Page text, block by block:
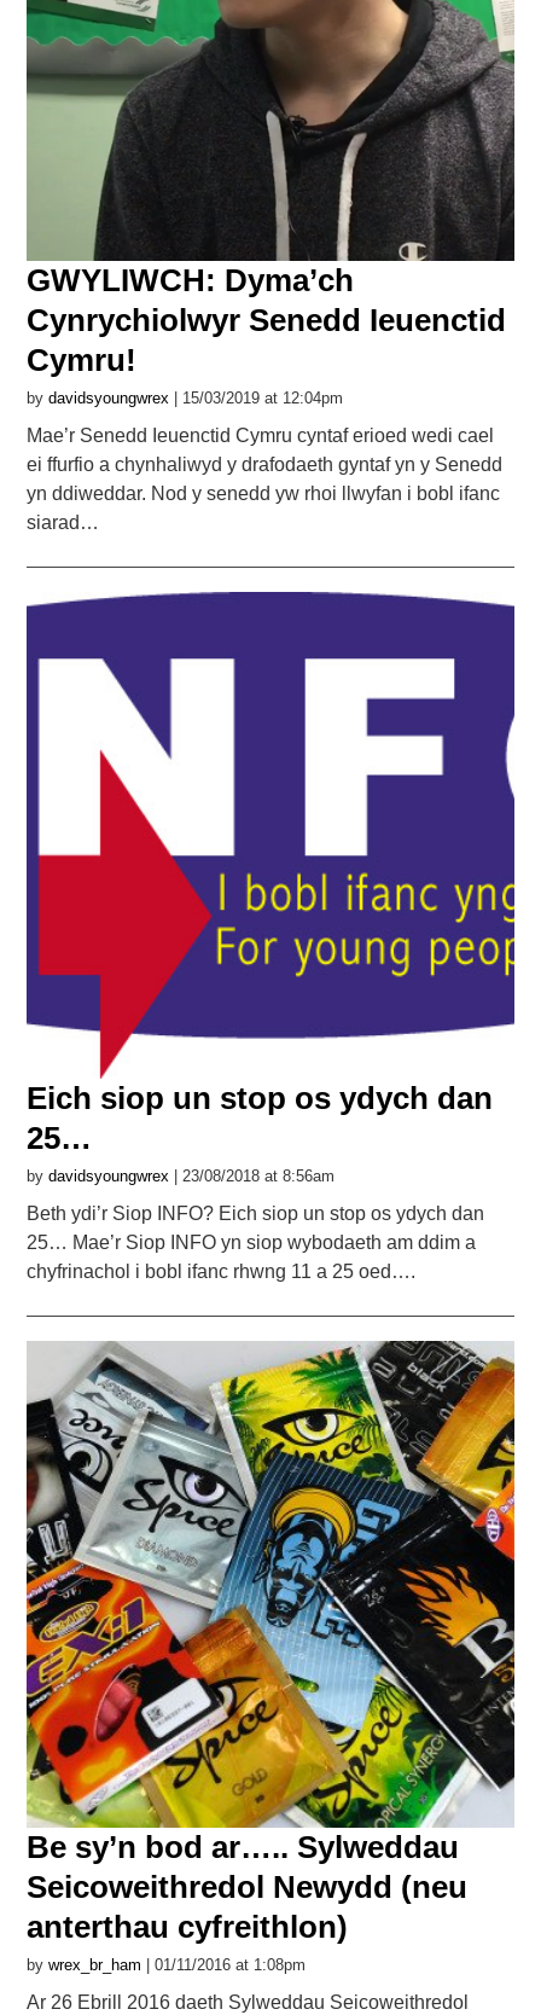
GWYLIWCH: Dyma’ch
Cynrychiolwyr Senedd Ieuenctid
Cymru!
bydavidsyoungwrex | 15/03/2019 at 12:04pm
Mae’r Senedd Ieuenctid Cymru cyntaf erioed wedi cael
ei ffurfio a chynhaliwyd y drafodaeth gyntaf yn y Senedd
yn ddiweddar. Nod y senedd yw rhoi llwyfan i bobl ifanc
siarad…
Eich siop un stop os ydych dan
25…
bydavidsyoungwrex | 23/08/2018 at 8:56am
Beth ydi’r Siop INFO? Eich siop un stop os ydych dan
25… Mae’r Siop INFO yn siop wybodaeth am ddim a
chyfrinachol i bobl ifanc rhwng 11 a 25 oed….
Be sy’n bod ar….. Sylweddau
Seicoweithredol Newydd (neu
anterthau cyfreithlon)
bywrex_br_ham | 01/11/2016 at 1:08pm
Ar 26 Ebrill 2016 daeth Sylweddau Seicoweithredol